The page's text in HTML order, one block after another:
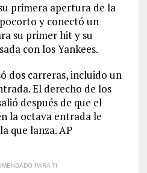
primera apertura de la
y conectó un
su primer hit y su
con los Yankees.
dos carreras, incluido un
El derecho de los
después de que el
la octava entrada le
que lanza. AP
PARA TI